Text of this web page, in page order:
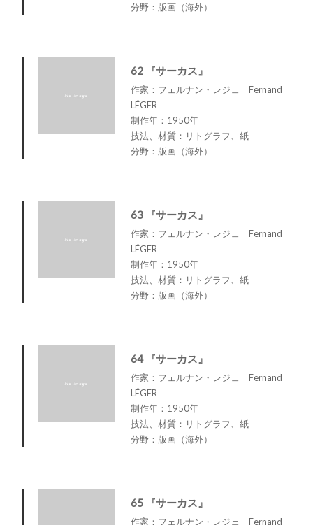
分野：版画（海外）
62 『サーカス』
作家：フェルナン・レジェ Fernand
LÉGER
制作年：1950年
技法、材質：リトグラフ、紙
分野：版画（海外）
63 『サーカス』
作家：フェルナン・レジェ Fernand
LÉGER
制作年：1950年
技法、材質：リトグラフ、紙
分野：版画（海外）
64 『サーカス』
作家：フェルナン・レジェ Fernand
LÉGER
制作年：1950年
技法、材質：リトグラフ、紙
分野：版画（海外）
65 『サーカス』
作家：フェルナン・レジェ Fernand